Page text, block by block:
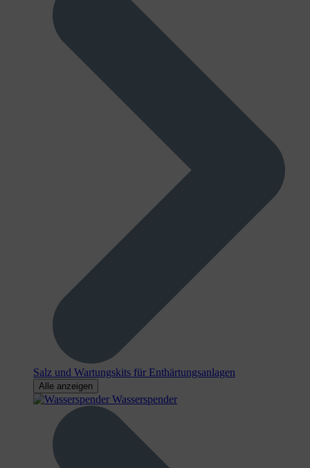
Salz und Wartungskits für Enthärtungsanlagen
Alle anzeigen
Wasserspender